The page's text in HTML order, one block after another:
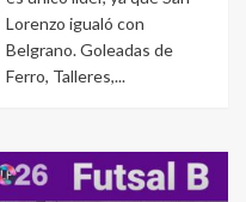
Lorenzo igualó con
Belgrano. Goleadas de
Ferro, Talleres,...